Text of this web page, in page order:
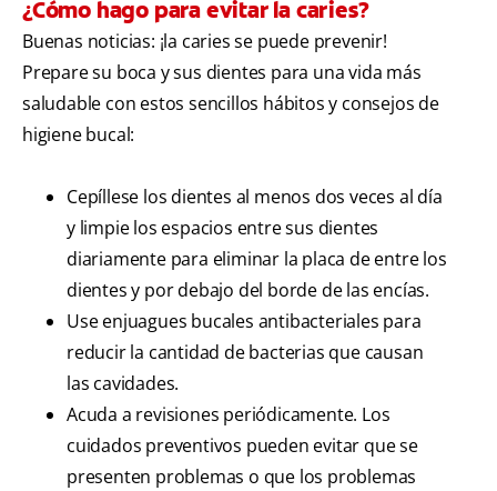
¿Cómo hago para evitar la caries?
Buenas noticias: ¡la caries se puede prevenir!
Prepare su boca y sus dientes para una vida más
saludable con estos sencillos hábitos y consejos de
higiene bucal:
Cepíllese los dientes al menos dos veces al día
y limpie los espacios entre sus dientes
diariamente para eliminar la placa de entre los
dientes y por debajo del borde de las encías.
Use enjuagues bucales antibacteriales para
reducir la cantidad de bacterias que causan
las cavidades.
Acuda a revisiones periódicamente. Los
cuidados preventivos pueden evitar que se
presenten problemas o que los problemas